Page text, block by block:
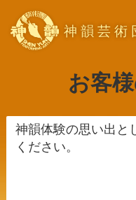
神韻芸術
お客